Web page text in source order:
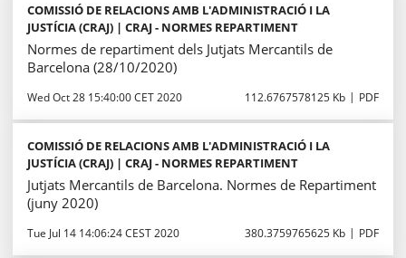
COMISSIÓ DE RELACIONS AMB L'ADMINISTRACIÓ I LA
JUSTÍCIA (CRAJ) | CRAJ - NORMES REPARTIMENT
Normes de repartiment dels Jutjats Mercantils de
Barcelona (28/10/2020)
Wed Oct 28 15:40:00 CET 2020 112.6767578125 Kb PDF
COMISSIÓ DE RELACIONS AMB L'ADMINISTRACIÓ I LA
JUSTÍCIA (CRAJ) | CRAJ - NORMES REPARTIMENT
Jutjats Mercantils de Barcelona. Normes de Repartiment
(juny 2020)
Tue Jul 14 14:06:24 CEST 2020 380.3759765625 Kb PDF